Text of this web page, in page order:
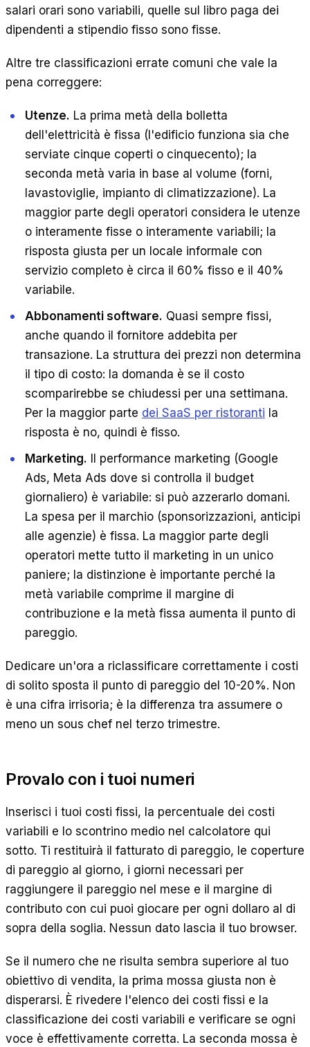
salari orari sono variabili, quelle sul libro paga dei
dipendenti a stipendio fisso sono fisse.
Altre tre classificazioni errate comuni che vale la
pena correggere:
Utenze. La prima metà della bolletta
dell'elettricità è fissa (l'edificio funziona sia che
serviate cinque coperti o cinquecento); la
seconda metà varia in base al volume (forni,
lavastoviglie, impianto di climatizzazione). La
maggior parte degli operatori considera le utenze
o interamente fisse o interamente variabili; la
risposta giusta per un locale informale con
servizio completo è circa il 60% fisso e il 40%
variabile.
Abbonamenti software. Quasi sempre fissi,
anche quando il fornitore addebita per
transazione. La struttura dei prezzi non determina
il tipo di costo: la domanda è se il costo
scomparirebbe se chiudessi per una settimana.
Per la maggior parte dei SaaS per ristoranti la
risposta è no, quindi è fisso.
Marketing. Il performance marketing (Google
Ads, Meta Ads dove si controlla il budget
giornaliero) è variabile: si può azzerarlo domani.
La spesa per il marchio (sponsorizzazioni, anticipi
alle agenzie) è fissa. La maggior parte degli
operatori mette tutto il marketing in un unico
paniere; la distinzione è importante perché la
metà variabile comprime il margine di
contribuzione e la metà fissa aumenta il punto di
pareggio.
Dedicare un'ora a riclassificare correttamente i costi
di solito sposta il punto di pareggio del 10-20%. Non
è una cifra irrisoria; è la differenza tra assumere o
meno un sous chef nel terzo trimestre.
Provalo con i tuoi numeri
Inserisci i tuoi costi fissi, la percentuale dei costi
variabili e lo scontrino medio nel calcolatore qui
sotto. Ti restituirà il fatturato di pareggio, le coperture
di pareggio al giorno, i giorni necessari per
raggiungere il pareggio nel mese e il margine di
contributo con cui puoi giocare per ogni dollaro al di
sopra della soglia. Nessun dato lascia il tuo browser.
Se il numero che ne risulta sembra superiore al tuo
obiettivo di vendita, la prima mossa giusta non è
disperarsi. È rivedere l'elenco dei costi fissi e la
classificazione dei costi variabili e verificare se ogni
voce è effettivamente corretta. La seconda mossa è